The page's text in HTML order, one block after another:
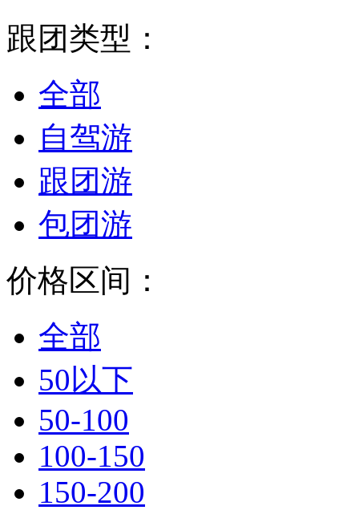
跟团类型：
全部
自驾游
跟团游
包团游
价格区间：
全部
50以下
50-100
100-150
150-200